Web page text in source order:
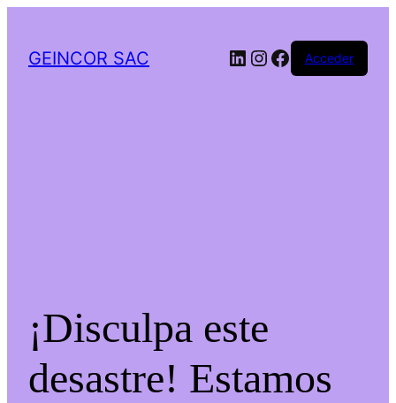
GEINCOR SAC LinkedIn
Instagram
Facebook
Acceder
¡Disculpa este
desastre! Estamos